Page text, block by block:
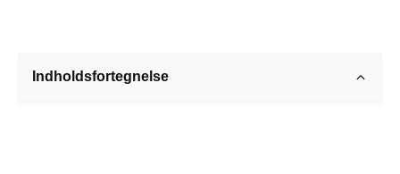
Indholdsfortegnelse